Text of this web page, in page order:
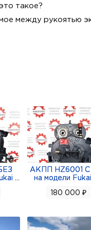
такое?
между рукоятью
от
Поставка в
АКПП HZ6001 С
на модели
180 000 ₽